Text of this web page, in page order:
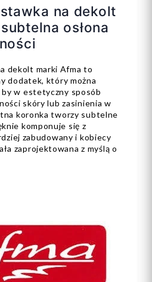
na dekolt
osłona
dekolt marki Afma to
dodatek, który można
w estetyczny sposób
skóry lub zasinienia w
koronka tworzy subtelne
komponuje się z
zabudowany i kobiecy
zaprojektowana z myślą o